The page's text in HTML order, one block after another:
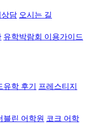
상담 오시는 길
유학박람회 이용가이드
유학 후기
프레스티지
블린 어학원 코크 어학